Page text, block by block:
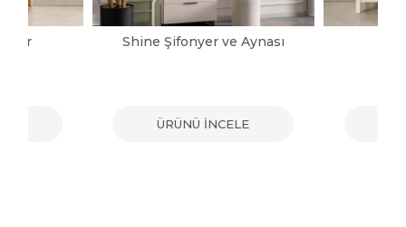
Shine Şifonyer ve Aynası
ÜRÜNÜ İNCELE